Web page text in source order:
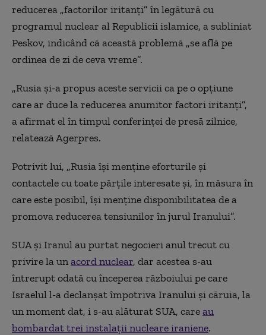
reducerea „factorilor iritanţi” în legătură cu
programul nuclear al Republicii islamice, a subliniat
Peskov, indicând că această problemă „se află pe
ordinea de zi de ceva vreme”.
„Rusia şi-a propus aceste servicii ca pe o opţiune
care ar duce la reducerea anumitor factori iritanţi”,
a afirmat el în timpul conferinţei de presă zilnice,
relatează Agerpres.
Potrivit lui, „Rusia îşi menţine eforturile şi
contactele cu toate părţile interesate şi, în măsura în
care este posibil, îşi menţine disponibilitatea de a
promova reducerea tensiunilor în jurul Iranului”.
SUA şi Iranul au purtat negocieri anul trecut cu
privire la unacord nuclear, dar acestea s-au
întrerupt odată cu începerea războiului pe care
Israelul l-a declanşat împotriva Iranului şi căruia, la
un moment dat, i s-au alăturat SUA, careau
bombardat trei instalaţii nucleare iraniene.